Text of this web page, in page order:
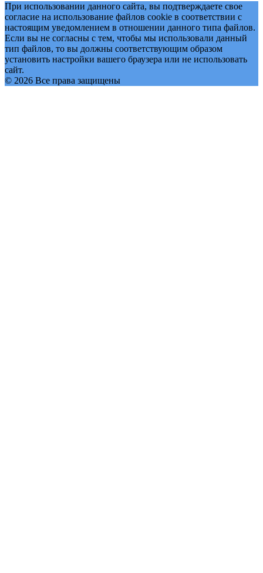
При использовании данного сайта, вы подтверждаете свое
согласие на использование файлов cookie в соответствии с
настоящим уведомлением в отношении данного типа файлов.
Если вы не согласны с тем, чтобы мы использовали данный
тип файлов, то вы должны соответствующим образом
установить настройки вашего браузера или не использовать
сайт.
© 2026 Все права защищены